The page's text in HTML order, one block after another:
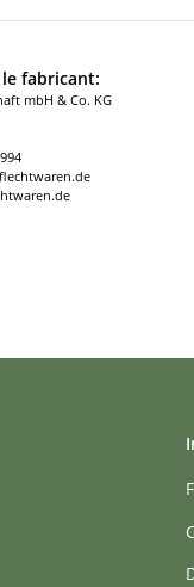
fabricant:
mbH & Co. KG